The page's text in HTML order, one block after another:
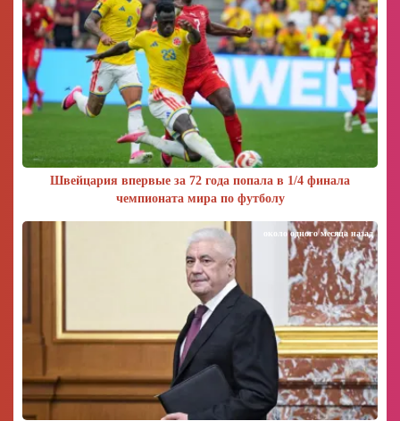
Швейцария впервые за 72 года попала в 1/4 финала
чемпионата мира по футболу
около одного месяца назад